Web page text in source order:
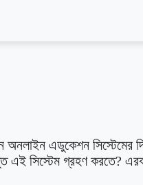
অনলাইন এডুকেশন
এই সিস্টেম গ্রহণ করতে?